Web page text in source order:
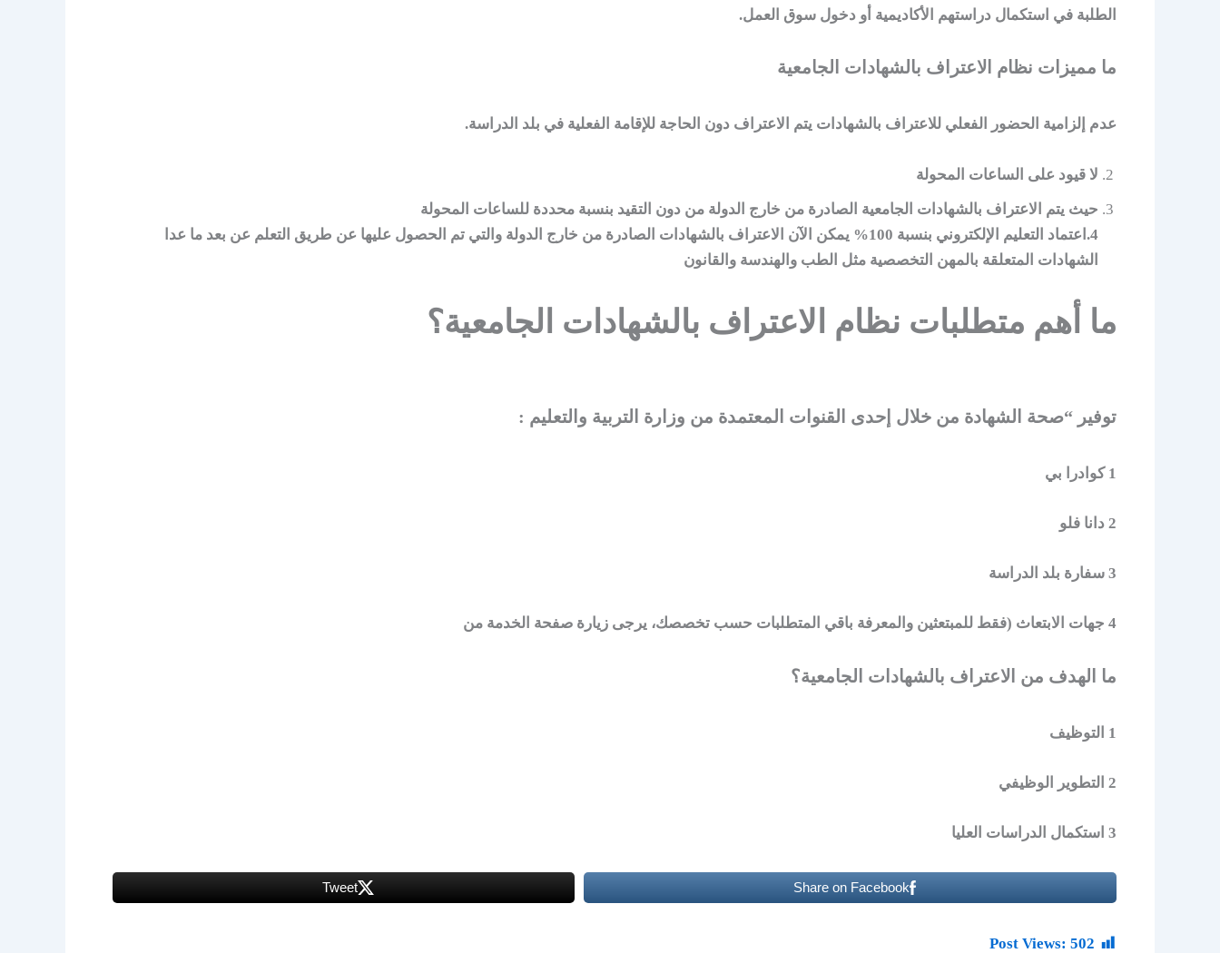
الطلبة في استكمال دراستهم الأكاديمية أو دخول سوق العمل.
ما مميزات نظام الاعتراف بالشهادات الجامعية
عدم إلزامية الحضور الفعلي للاعتراف بالشهادات يتم الاعتراف دون الحاجة للإقامة الفعلية في بلد الدراسة.
لا قيود على الساعات المحولة
حيث يتم الاعتراف بالشهادات الجامعية الصادرة من خارج الدولة من دون التقيد بنسبة محددة للساعات المحولة
4.اعتماد التعليم الإلكتروني بنسبة 100% يمكن الآن الاعتراف بالشهادات الصادرة من خارج الدولة والتي تم الحصول عليها عن طريق التعلم عن بعد ما عدا
الشهادات المتعلقة بالمهن التخصصية مثل الطب والهندسة والقانون
ما أهم متطلبات نظام الاعتراف بالشهادات الجامعية؟
توفير “صحة الشهادة من خلال إحدى القنوات المعتمدة من وزارة التربية والتعليم :
1 كوادرا بي
2 دانا فلو
3 سفارة بلد الدراسة
4 جهات الابتعاث (فقط للمبتعثين والمعرفة باقي المتطلبات حسب تخصصك، يرجى زيارة صفحة الخدمة من
ما الهدف من الاعتراف بالشهادات الجامعية؟
1 التوظيف
2 التطوير الوظيفي
3 استكمال الدراسات العليا
Share on Facebook
Tweet
Post Views: 502